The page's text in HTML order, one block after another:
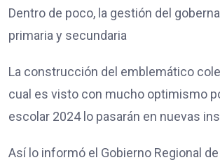
Dentro de poco, la gestión del
primaria y secundaria
La construcción del emblemático
cual es visto con mucho optimismo
escolar 2024 lo pasarán en nuevas
Así lo informó el Gobierno Regional